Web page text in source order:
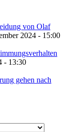
von Olaf
2024 - 15:00
- 13:30
gehen nach